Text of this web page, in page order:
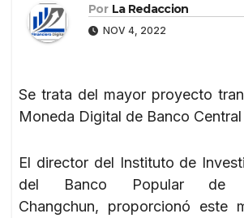
Por La Redaccion
NOV 4, 2022
Se trata del mayor proyecto
Moneda Digital de Banco
El director del Instituto de
del Banco Popular de
Changchun, proporcionó este